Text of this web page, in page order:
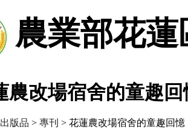
農業部花
農改場宿舍的童趣回
出版品 > 專刊 > 花蓮農改場宿舍的童趣回憶